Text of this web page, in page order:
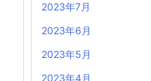
2023年7月
2023年6月
2023年5月
2023年4月